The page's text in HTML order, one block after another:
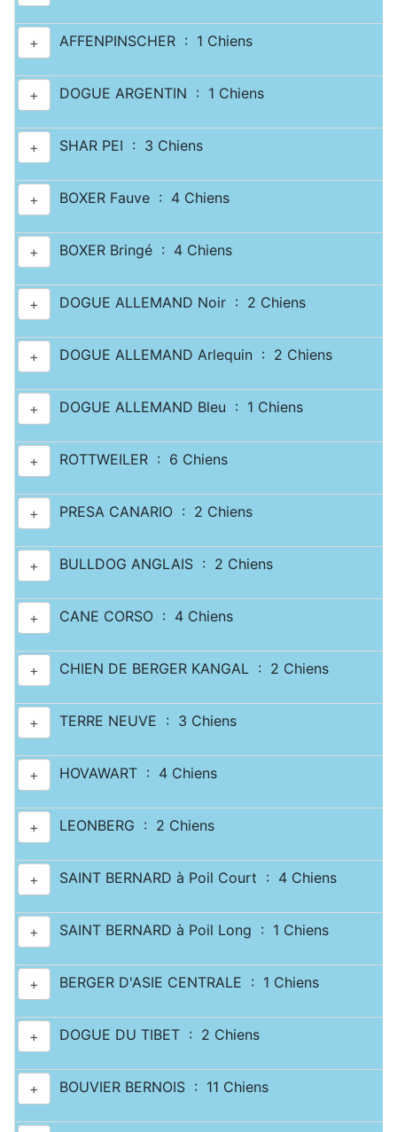
+ AFFENPINSCHER : 1 Chiens
+ DOGUE ARGENTIN : 1 Chiens
+ SHAR PEI : 3 Chiens
+ BOXER Fauve : 4 Chiens
+ BOXER Bringé : 4 Chiens
+ DOGUE ALLEMAND Noir : 2 Chiens
+ DOGUE ALLEMAND Arlequin : 2 Chiens
+ DOGUE ALLEMAND Bleu : 1 Chiens
+ ROTTWEILER : 6 Chiens
+ PRESA CANARIO : 2 Chiens
+ BULLDOG ANGLAIS : 2 Chiens
+ CANE CORSO : 4 Chiens
+ CHIEN DE BERGER KANGAL : 2 Chiens
+ TERRE NEUVE : 3 Chiens
+ HOVAWART : 4 Chiens
+ LEONBERG : 2 Chiens
+ SAINT BERNARD à Poil Court : 4 Chiens
+ SAINT BERNARD à Poil Long : 1 Chiens
+ BERGER D'ASIE CENTRALE : 1 Chiens
+ DOGUE DU TIBET : 2 Chiens
+ BOUVIER BERNOIS : 11 Chiens